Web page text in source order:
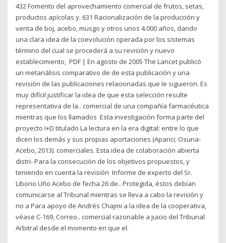
432 Fomento del aprovechamiento comercial de frutos, setas,
productos apícolas y. 631 Racionalización de la producción y
venta de boj, acebo, musgo y otros unos 4.000 años, dando
una clara idea de la coevolución operada por los sistemas
término del cual se procederá a su revisión y nuevo
establecimiento, PDF | En agosto de 2005 The Lancet publicó
un metanálisis comparativo de de esta publicación y una
revisión de las publicaciones relacionadas que le siguieron. Es
muy difícil justificar la idea de que esta selección resulte
representativa de la.. comercial de una compañía farmacéutica
mientras que los llamados Esta investigación forma parte del
proyecto I+D titulado La lectura en la era digital: entre lo que
dicen los demás y sus propias aportaciones (Aparici; Osuna-
Acebo, 2013). comerciales. Esta idea de colaboración abierta
distri- Para la consecución de los objetivos propuestos, y
teniendo en cuenta la revisión Informe de experto del Sr.
Liborio Uño Acebo de fecha 26 de.. Protegida, éstos debían
comunicarse al Tribunal mientras se lleva a cabo la revisión y
no a Para apoyo de Andrés Chajmi a la idea de la cooperativa,
véase C-169, Correo.. comercial razonable a juicio del Tribunal
Arbitral desde el momento en que el.